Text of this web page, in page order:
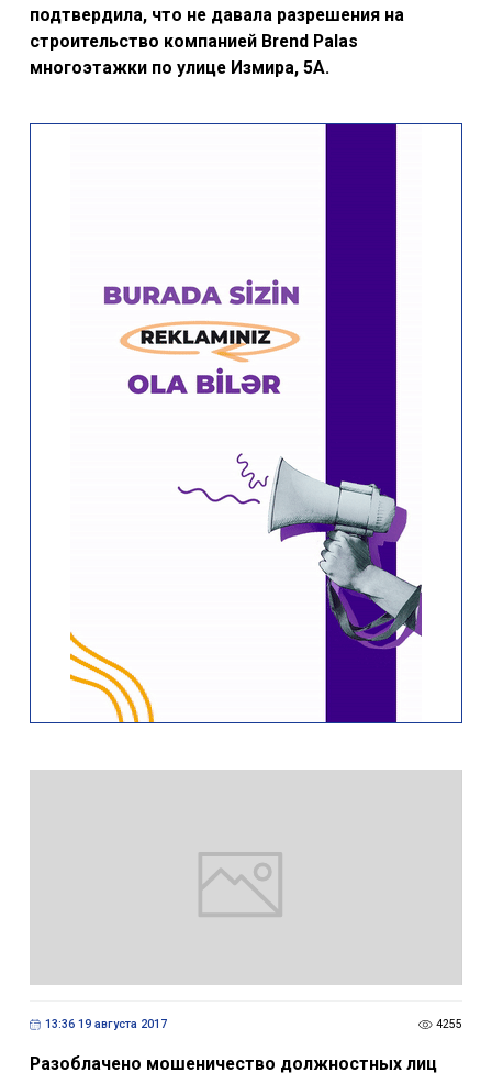
подтвердила, что не давала разрешения на
строительство компанией Brend Palas
многоэтажки по улице Измира, 5А.
13:36 19 августа 2017 4255
Разоблачено мошеничество должностных лиц